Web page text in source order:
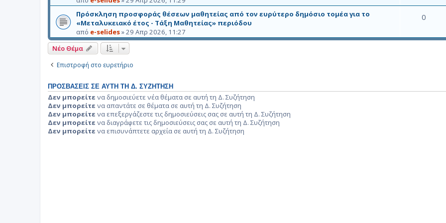
Πρόσκληση προσφοράς θέσεων μαθητείας από τον ευρύτερο δημόσιο τομέα για το
«Μεταλυκειακό έτος - Τάξη Μαθητείας» περιόδου
από e-selides»29 Απρ 2026, 11:27
0
Νέο Θέμα
Επιστροφή στο ευρετήριο
ΠΡΟΣΒΆΣΕΙΣ ΣΕ ΑΥΤΉ ΤΗ Δ. ΣΥΖΉΤΗΣΗ
Δεν μπορείτε να δημοσιεύετε νέα θέματα σε αυτή τη Δ. Συζήτηση
Δεν μπορείτε να απαντάτε σε θέματα σε αυτή τη Δ. Συζήτηση
Δεν μπορείτε να επεξεργάζεστε τις δημοσιεύσεις σας σε αυτή τη Δ. Συζήτηση
Δεν μπορείτε να διαγράφετε τις δημοσιεύσεις σας σε αυτή τη Δ. Συζήτηση
Δεν μπορείτε να επισυνάπτετε αρχεία σε αυτή τη Δ. Συζήτηση